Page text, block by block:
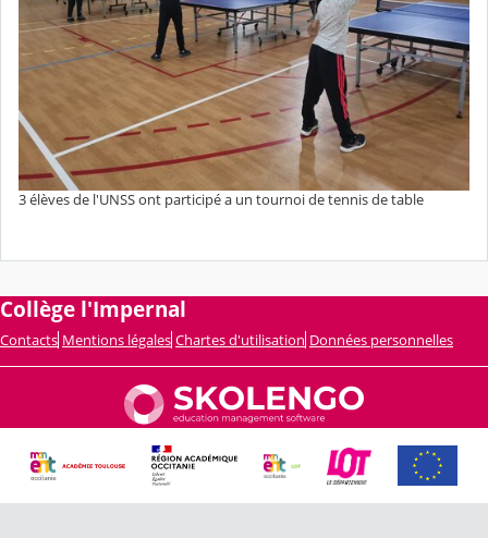
3 élèves de l'UNSS ont participé a un tournoi de tennis de table
Collège l'Impernal
Contacts Mentions légales Chartes d'utilisation Données personnelles